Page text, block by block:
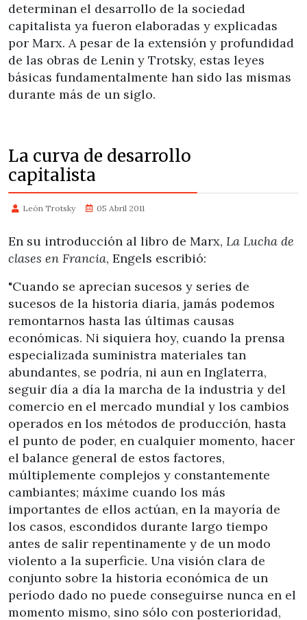
determinan el desarrollo de la sociedad
capitalista ya fueron elaboradas y explicadas
por Marx. A pesar de la extensión y profundidad
de las obras de Lenin y Trotsky, estas leyes
básicas fundamentalmente han sido las mismas
durante más de un siglo.
La curva de desarrollo
capitalista
León Trotsky 05 Abril 2011
En su introducción al libro de Marx, La Lucha de
clases en Francia, Engels escribió:
"Cuando se aprecian sucesos y series de
sucesos de la historia diaria, jamás podemos
remontarnos hasta las últimas causas
económicas. Ni siquiera hoy, cuando la prensa
especializada suministra materiales tan
abundantes, se podría, ni aun en Inglaterra,
seguir día a día la marcha de la industria y del
comercio en el mercado mundial y los cambios
operados en los métodos de producción, hasta
el punto de poder, en cualquier momento, hacer
el balance general de estos factores,
múltiplemente complejos y constantemente
cambiantes; máxime cuando los más
importantes de ellos actúan, en la mayoría de
los casos, escondidos durante largo tiempo
antes de salir repentinamente y de un modo
violento a la superficie. Una visión clara de
conjunto sobre la historia económica de un
período dado no puede conseguirse nunca en el
momento mismo, sino sólo con posterioridad,